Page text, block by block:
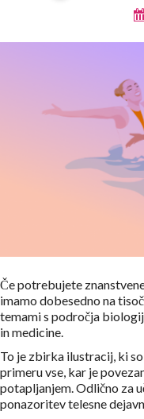
Če potrebujete
imamo dobesedno na
temami s področja
in medicine.
To je zbirka ilustracij, ki
primeru vse, kar je
potapljanjem. Odlično za
ponazoritev telesne